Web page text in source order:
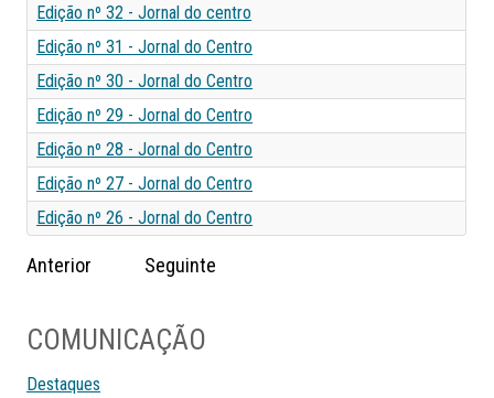
Edição nº 32 - Jornal do centro
Edição nº 31 - Jornal do Centro
Edição nº 30 - Jornal do Centro
Edição nº 29 - Jornal do Centro
Edição nº 28 - Jornal do Centro
Edição nº 27 - Jornal do Centro
Edição nº 26 - Jornal do Centro
Anterior Seguinte
COMUNICAÇÃO
Destaques